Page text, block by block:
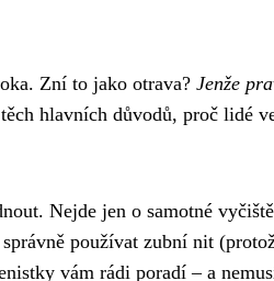
Zní to jako otrava? Jenže
hlavních důvodů, proč lidé
Nejde jen o samotné
používat zubní nit
vám rádi poradí – a